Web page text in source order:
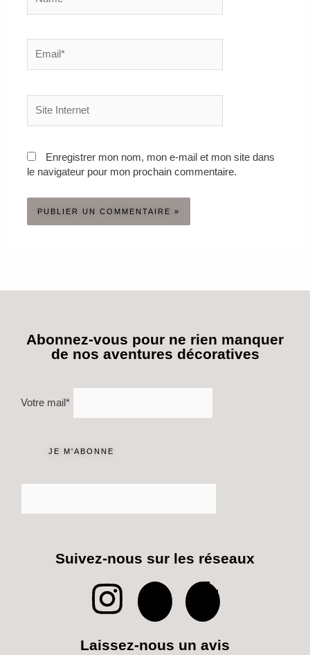
Internet
Enregistrer mon nom, mon e-mail et mon site dans
le navigateur pour mon prochain commentaire.
Abonnez-vous pour ne rien manquer
de nos aventures décoratives
Votre mail*
Suivez-nous sur les réseaux
I
n
P
i
T
i
Laissez-nous un avis